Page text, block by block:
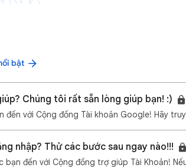
bật
Chúng tôi rất sẵn lòng giúp bạn! :)
nhập? Thử các bước sau ngay nào!!!